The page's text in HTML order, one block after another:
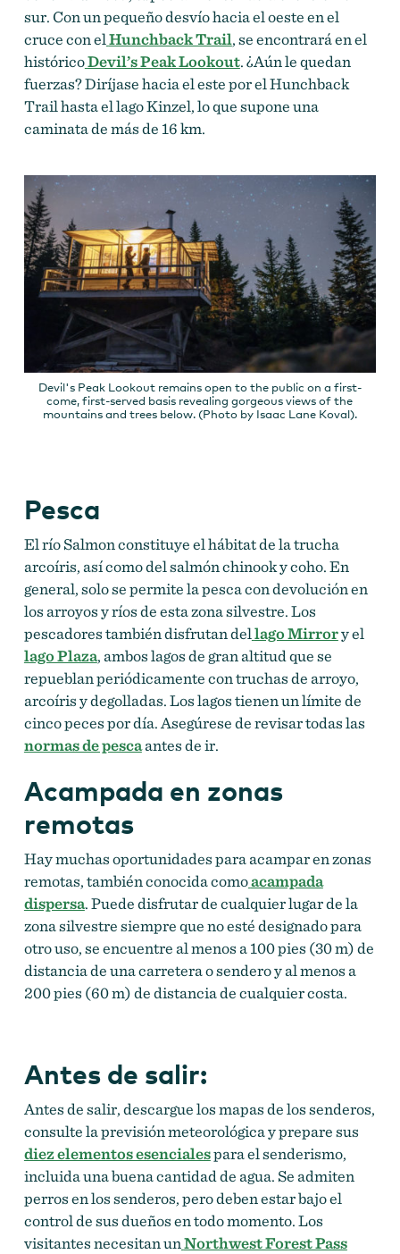
sur. Con un pequeño desvío hacia el oeste en el
cruce con elHunchback Trail, se encontrará en el
históricoDevil’s Peak Lookout. ¿Aún le quedan
fuerzas? Diríjase hacia el este por el Hunchback
Trail hasta el lago Kinzel, lo que supone una
caminata de más de 16 km.
Devil's Peak Lookout remains open to the public on a first-
come, first-served basis revealing gorgeous views of the
mountains and trees below. (Photo by Isaac Lane Koval).
Pesca
El río Salmon constituye el hábitat de la trucha
arcoíris, así como del salmón chinook y coho. En
general, solo se permite la pesca con devolución en
los arroyos y ríos de esta zona silvestre. Los
pescadores también disfrutan dellago Mirrory el
lago Plaza, ambos lagos de gran altitud que se
repueblan periódicamente con truchas de arroyo,
arcoíris y degolladas. Los lagos tienen un límite de
cinco peces por día. Asegúrese de revisar todas las
normas de pescaantes de ir.
Acampada en zonas
remotas
Hay muchas oportunidades para acampar en zonas
remotas, también conocida comoacampada
dispersa. Puede disfrutar de cualquier lugar de la
zona silvestre siempre que no esté designado para
otro uso, se encuentre al menos a 100 pies (30 m) de
distancia de una carretera o sendero y al menos a
200 pies (60 m) de distancia de cualquier costa.
Antes de salir:
Antes de salir, descargue los mapas de los senderos,
consulte la previsión meteorológica y prepare sus
diez elementos esencialespara el senderismo,
incluida una buena cantidad de agua. Se admiten
perros en los senderos, pero deben estar bajo el
control de sus dueños en todo momento. Los
visitantes necesitan unNorthwest Forest Pass